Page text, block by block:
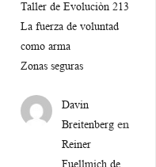
Taller de Evoluciòn 213
La fuerza de voluntad
como arma
Zonas seguras
Davin
Breitenberg en
Reiner
Fuellmich de